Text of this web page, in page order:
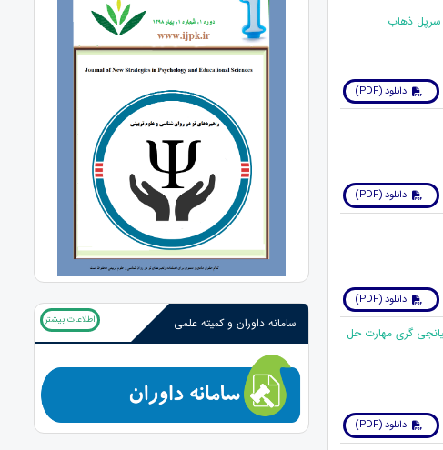
دانلود (PDF)
دانلود (PDF)
دانلود (PDF)
گری مهارت حل
دانلود (PDF)
سامانه داوران و کمیته علمی اطلاعات بیشتر